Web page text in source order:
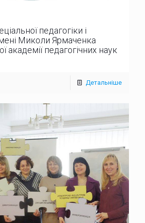
педагогіки і
Миколи Ярмаченка
академії педагогічних наук
Детальніше